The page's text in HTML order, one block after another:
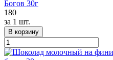
Богов 30г
180
за 1 шт.
В корзину